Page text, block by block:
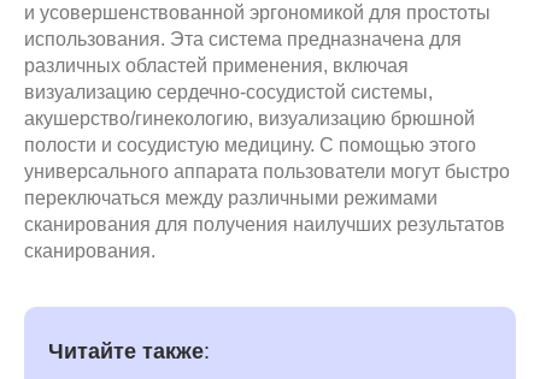
и усовершенствованной эргономикой для простоты
использования. Эта система предназначена для
различных областей применения, включая
визуализацию сердечно-сосудистой системы,
акушерство/гинекологию, визуализацию брюшной
полости и сосудистую медицину. С помощью этого
универсального аппарата пользователи могут быстро
переключаться между различными режимами
сканирования для получения наилучших результатов
сканирования.
Читайте также: